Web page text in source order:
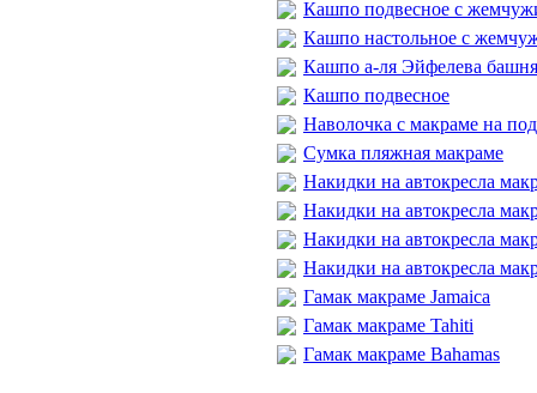
Кашпо подвесное с
Кашпо настольное с
Кашпо а-ля Эйфелева башня
Кашпо подвесное
Наволочка с макраме на
Сумка пляжная макраме
Накидки на автокресла
Накидки на автокресла
Накидки на автокресла
Накидки на автокресла
Гамак макраме Jamaica
Гамак макраме Tahiti
Гамак макраме Bahamas